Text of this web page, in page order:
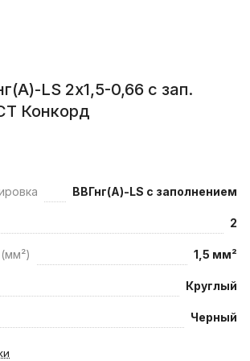
LS 2х1,5-0,66 с зап.
Конкорд
ВВГнг(А)-LS с заполнением
2
1,5 мм²
Круглый
Черный